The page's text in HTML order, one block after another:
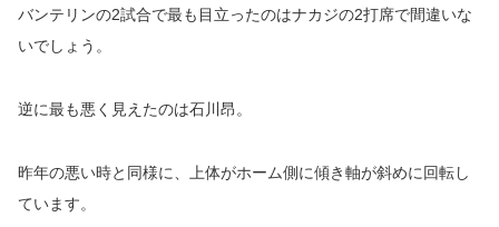
バンテリンの2試合で最も目立ったのはナカジの2打席で間違いな
いでしょう。
逆に最も悪く見えたのは石川昂。
昨年の悪い時と同様に、上体がホーム側に傾き軸が斜めに回転し
ています。